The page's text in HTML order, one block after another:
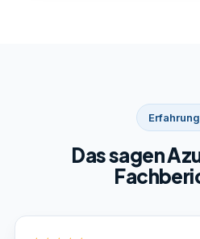
Das sagen